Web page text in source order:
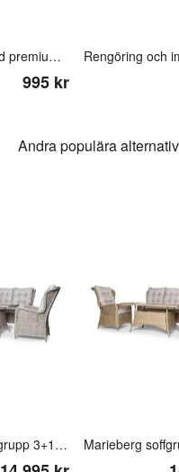
Hammockskydd premium 205x130x160cm
995 kr
Andra populära alternativ
Marieberg soffgrupp 3+1+1 grå